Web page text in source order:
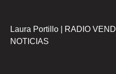
Laura Portillo | RADIO
NOTICIAS